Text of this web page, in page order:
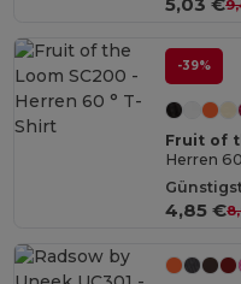
-39%
Fruit of
Herren
4,85 €